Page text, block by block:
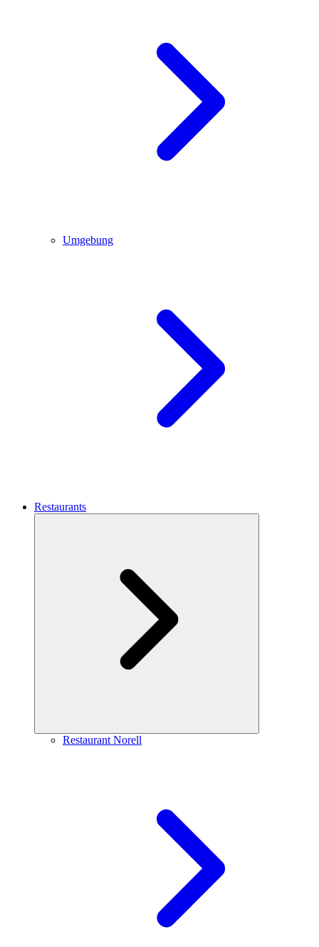
Umgebung
Restaurants
Restaurant Norell